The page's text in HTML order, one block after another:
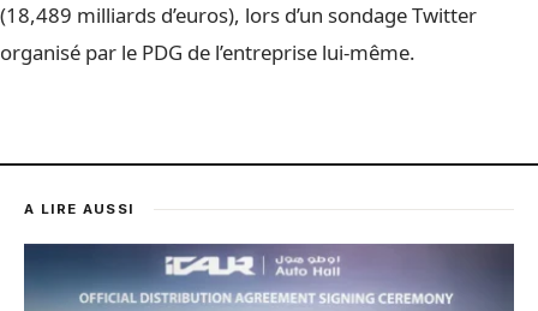
(18,489 milliards d’euros), lors d’un sondage Twitter
organisé par le PDG de l’entreprise lui-même.
A LIRE AUSSI